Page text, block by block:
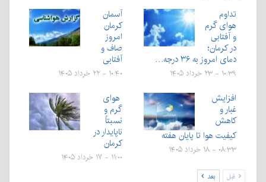
تداوم
هوای گرم
و آفتابی
در کرمان؛
دمای امروز به ۳۶ درجه…
۱۰:۳۹ - ۲۳ خرداد ۱۴۰۵
آسمان
کرمان
امروز
صاف و
آفتابی
۱۰:۴۰ - ۲۲ خرداد ۱۴۰۵
افزایش
غبار و
کاهش
کیفیت هوا تا پایان هفته
۰۸:۳۳ - ۱۸ خرداد ۱۴۰۵
هوای
گرم و
نسبتاً
ناپایدار در
کرمان
۱۱:۰۰ - ۱۷ خرداد ۱۴۰۵
قبل بعد